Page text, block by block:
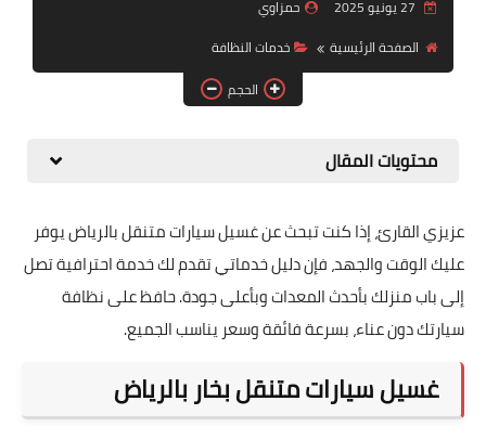
خدمات المسابح
27 يونيو 2025
حمزاوي
الصفحة الرئيسية
خدمات النظافة
الحجم
محتويات المقال
عزيزي القارئ، إذا كنت تبحث عن غسيل سيارات متنقل بالرياض يوفر
عليك الوقت والجهد، فإن دليل خدماتي تقدم لك خدمة احترافية تصل
إلى باب منزلك بأحدث المعدات وبأعلى جودة. حافظ على نظافة
سيارتك دون عناء، بسرعة فائقة وسعر يناسب الجميع.
غسيل سيارات متنقل بخار بالرياض